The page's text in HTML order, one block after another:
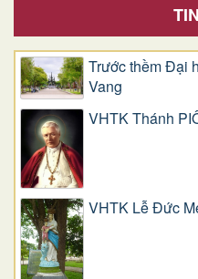
Trước thềm Đại
Vang
VHTK Thánh
VHTK Lễ Đức